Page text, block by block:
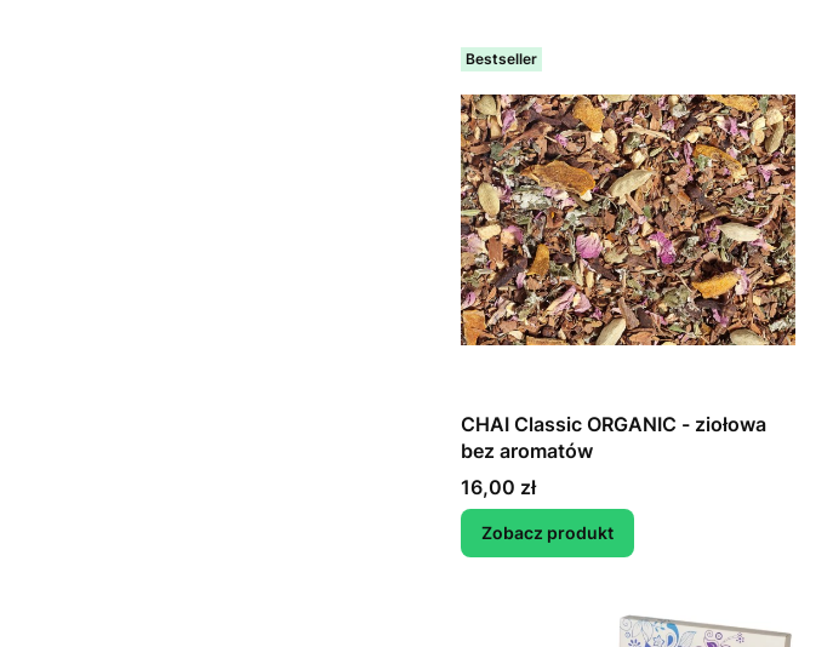
Bestseller
CHAI Classic ORGANIC - ziołowa
bez aromatów
Cena
16,00 zł
Zobacz produkt